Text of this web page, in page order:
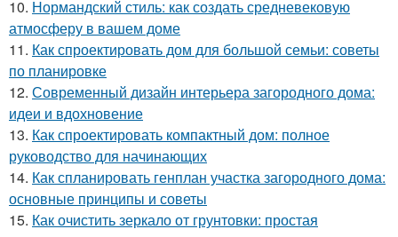
10. Нормандский стиль: как создать средневековую
атмосферу в вашем доме
11. Как спроектировать дом для большой семьи: советы
по планировке
12. Современный дизайн интерьера загородного дома:
идеи и вдохновение
13. Как спроектировать компактный дом: полное
руководство для начинающих
14. Как спланировать генплан участка загородного дома:
основные принципы и советы
15. Как очистить зеркало от грунтовки: простая